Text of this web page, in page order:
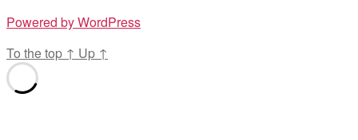
Powered by WordPress
To the top ↑ Up ↑